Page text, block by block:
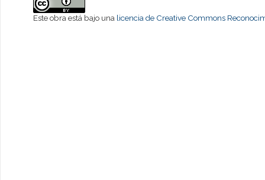
Este obra está bajo una licencia de Creative Commons